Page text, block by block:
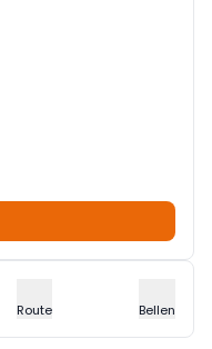
Route Bellen